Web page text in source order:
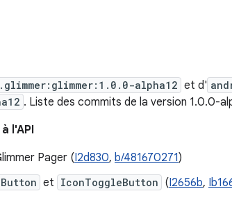
alpha12 et d'
. Liste des commits de la version 1.0.0-
l'API
Pager (I2d830, b/481670271)
et IconToggleButton (I2656b,